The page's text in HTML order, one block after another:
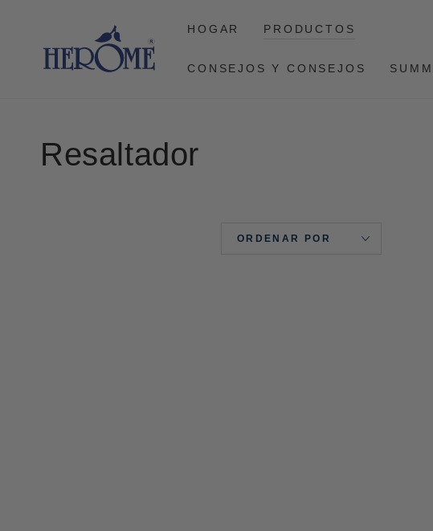
HOGAR PRODUCTOS
CONSEJOS Y CONSEJOS
Colección:
Resaltador
ORDENAR POR